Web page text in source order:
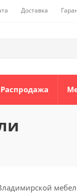
Доставка
Распродажа